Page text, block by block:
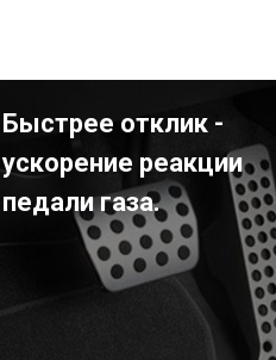
Быстрее отклик -
ускорение реакции
педали газа.